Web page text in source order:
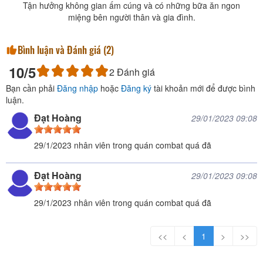
Tận hưởng không gian ấm cúng và có những bữa ăn ngon
miệng bên người thân và gia đình.
Bình luận và Đánh giá (2)
10/5 2Đánh giá
Bạn cần phải Đăng nhập hoặc Đăng ký tài khoản mới để được bình
luận.
Đạt Hoàng 29/01/2023 09:08
29/1/2023 nhân viên trong quán combat quá đã
Đạt Hoàng 29/01/2023 09:08
29/1/2023 nhân viên trong quán combat quá đã
<< < 1 > >>